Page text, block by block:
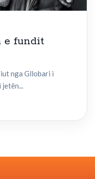
e fundit
nga Gllobari i
jetën...